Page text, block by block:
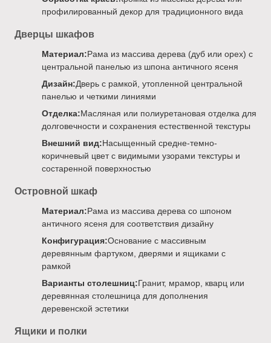
профилированный декор для традиционного вида
Дверцы шкафов
Материал:Рама из массива дерева (дуб или орех) с
центральной панелью из шпона античного ясеня
Дизайн:Дверь с рамкой, утопленной центральной
панелью и четкими линиями
Отделка:Масляная или полиуретановая отделка для
долговечности и сохранения естественной текстуры
Внешний вид:Насыщенный средне-темно-
коричневый цвет с видимыми узорами текстуры и
состаренной поверхностью
Островной шкаф
Материал:Рама из массива дерева со шпоном
античного ясеня для соответствия дизайну
Конфигурация:Основание с массивным
деревянным фартуком, дверями и ящиками с
рамкой
Варианты столешниц:Гранит, мрамор, кварц или
деревянная столешница для дополнения
деревенской эстетики
Ящики и полки